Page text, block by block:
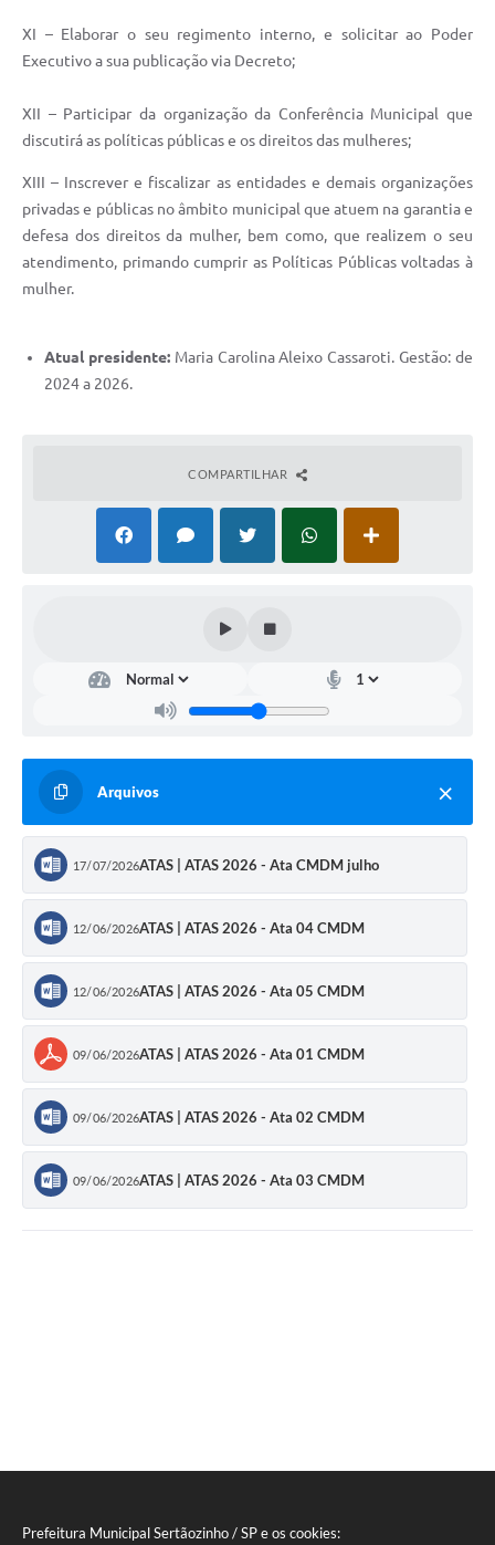
Prefeitura Municipal Sertãozinho / SP e os cookies:
XI – Elaborar o seu regimento interno, e solicitar ao Poder
Executivo a sua publicação via Decreto;
XII – Participar da organização da Conferência Municipal que
discutirá as políticas públicas e os direitos das mulheres;
XIII – Inscrever e fiscalizar as entidades e demais organizações
privadas e públicas no âmbito municipal que atuem na garantia e
defesa dos direitos da mulher, bem como, que realizem o seu
atendimento, primando cumprir as Políticas Públicas voltadas à
mulher.
Atual presidente: Maria Carolina Aleixo Cassaroti. Gestão: de
2024 a 2026.
COMPARTILHAR
Arquivos
17/07/2026ATAS | ATAS 2026 - Ata CMDM julho
12/06/2026ATAS | ATAS 2026 - Ata 04 CMDM
12/06/2026ATAS | ATAS 2026 - Ata 05 CMDM
09/06/2026ATAS | ATAS 2026 - Ata 01 CMDM
09/06/2026ATAS | ATAS 2026 - Ata 02 CMDM
09/06/2026ATAS | ATAS 2026 - Ata 03 CMDM